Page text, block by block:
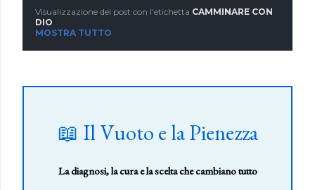
o
s
Visualizzazione dei post con l'etichetta CAMMINARE CON
DIO
MOSTRA TUTTO
📖 Il Vuoto e la Pienezza
La diagnosi, la cura e la scelta che cambiano tutto